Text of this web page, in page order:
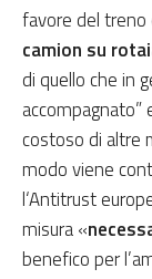
favore del
camion su
di quello che in
accompagnato”
costoso di altre
modo viene
l‘Antitrust
misura «
benefico per